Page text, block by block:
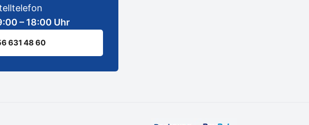
– 18:00 Uhr
631 48 60